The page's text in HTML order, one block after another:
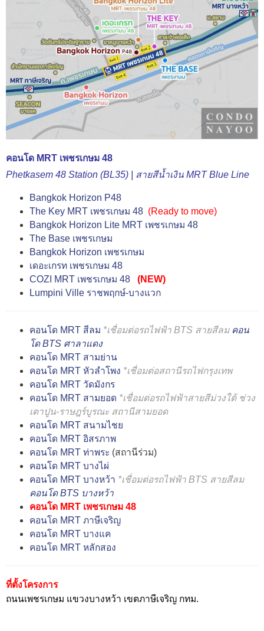
คอนโด MRT เพชรเกษม 48
Phetkasem 48 Station (BL35) | สายสีน้ำเงิน MRT Blue Line
Bangkok Horizon P48
The Key MRT เพชรเกษม 48 (Ready to move)
Bangkok Horizon Lite MRT เพชรเกษม 48
The Base เพชรเกษม
Bangkok Horizon เพชรเกษม
เดอะเกรท เพชรเกษม 48
COZI MRT เพชรเกษม 48
(NEW)
Lumpini Ville ราชพฤกษ์-บางแวก
คอนโด MRT สีลม *เชื่อมต่อรถไฟฟ้า BTS สายสีลม คอน
โด BTS ศาลาแดง
คอนโด MRT สามย่าน
คอนโด MRT หัวลำโพง *เชื่อมต่อสถานีรถไฟกรุงเทพ
คอนโด MRT วัดมังกร
คอนโด MRT สามยอด *เชื่อมต่อรถไฟฟ้าสายสีม่วงใต้ ช่วง
เตาปูน-ราษฎร์บูรณะ สถานีสามยอด
คอนโด MRT สนามไชย
คอนโด MRT อิสรภาพ
คอนโด MRT ท่าพระ (สถานีร่วม)
คอนโด MRT บางไผ่
คอนโด MRT บางหว้า *เชื่อมต่อรถไฟฟ้า BTS สายสีลม
คอนโด BTS บางหว้า
คอนโด MRT เพชรเกษม 48
คอนโด MRT ภาษีเจริญ
คอนโด MRT บางแค
คอนโด MRT หลักสอง
ที่ตั้งโครงการ
ถนนเพชรเกษม แขวงบางหว้า เขตภาษีเจริญ กทม.